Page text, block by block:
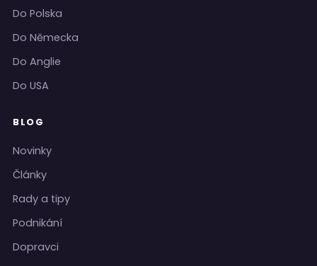
Do Polska
Do Německa
Do Anglie
Do USA
BLOG
Novinky
Články
Rady a tipy
Podnikání
Dopravci